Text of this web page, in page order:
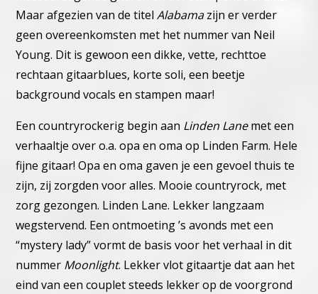
Maar afgezien van de titelAlabamazijn er verder
geen overeenkomsten met het nummer van Neil
Young. Dit is gewoon een dikke, vette, rechttoe
rechtaan gitaarblues, korte soli, een beetje
background vocals en stampen maar!
Een countryrockerig begin aan Linden Lanemet een
verhaaltjeover o.a. opa en oma op Linden Farm. Hele
fijne gitaar!Opa en oma gaven je een gevoel thuis te
zijn, zij zorgden vooralles. Mooie countryrock, met
zorg gezongen. Linden Lane. Lekker langzaam
wegstervend. Een ontmoeting ’s avonds met een
“mystery lady” vormt de basisvoor het verhaal in dit
nummer Moonlight. Lekker vlot gitaartje dataan het
eind van een couplet steeds lekker op de voorgrond